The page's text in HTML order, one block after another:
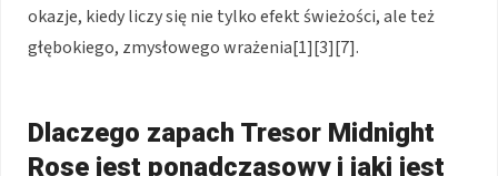
okazje, kiedy liczy się nie tylko efekt świeżości, ale też
głębokiego, zmysłowego wrażenia[1][3][7].
Dlaczego zapach Tresor Midnight
Rose jest ponadczasowy i jaki jest